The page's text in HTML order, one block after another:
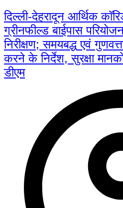
दिल्ली-देहरादून आर्थिक
ग्रीनफील्ड बाईपास
निरीक्षण; समयबद्ध एवं
करने के निर्देश, सुरक्षा
डीएम